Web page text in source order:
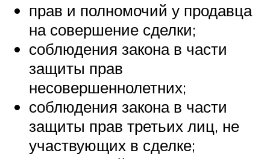
прав и полномочий у продавца
на совершение сделки;
соблюдения закона в части
защиты прав
несовершеннолетних;
соблюдения закона в части
защиты прав третьих лиц, не
участвующих в сделке;